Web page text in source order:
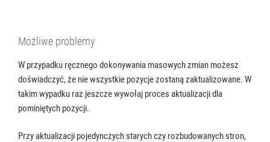
Możliwe problemy
W przypadku ręcznego dokonywania masowych zmian możesz
doświadczyć, że nie wszystkie pozycje zostaną zaktualizowane. W
takim wypadku raz jeszcze wywołaj proces aktualizacji dla
pominiętych pozycji.
Przy aktualizacji pojedynczych starych czy rozbudowanych stron,